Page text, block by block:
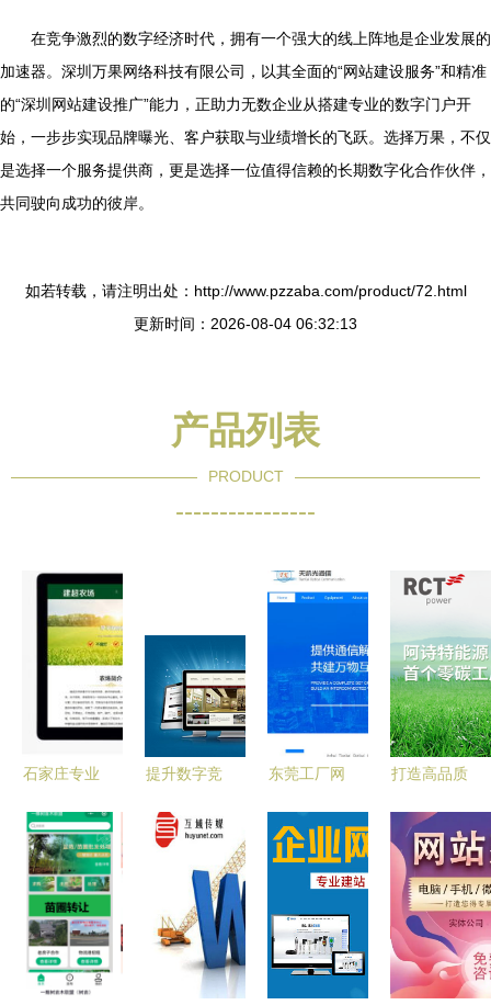
在竞争激烈的数字经济时代，拥有一个强大的线上阵地是企业发展的
加速器。深圳万果网络科技有限公司，以其全面的“网站建设服务”和精准
的“深圳网站建设推广”能力，正助力无数企业从搭建专业的数字门户开
始，一步步实现品牌曝光、客户获取与业绩增长的飞跃。选择万果，不仅
是选择一个服务提供商，更是选择一位值得信赖的长期数字化合作伙伴，
共同驶向成功的彼岸。
如若转载，请注明出处：http://www.pzzaba.com/product/72.html
更新时间：2026-08-04 06:32:13
产品列表
PRODUCT
----------------
石家庄专业
网站建设服
务全攻略
提升数字竞
庄网站建设
服务的专业
指南
东莞工厂网
与青岛外放
手工活工厂
打造高品质
目 六大核
心服务解析
【用科技为
企业赋能
Step2】